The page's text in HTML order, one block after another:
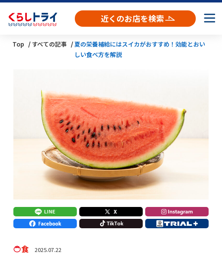
近くのお店を検索
Top すべての記事
夏の栄養補給にはスイカがおすすめ！効能とおい
しい食べ方を解説
食 2025.07.22